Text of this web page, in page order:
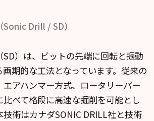
Drill / SD）
SD）は、ビットの先端に回転と振動
期的な工法となっています。従来の
エアハンマー方式、ロータリーパー
べて格段に高速な掘削を可能とし
技術はカナダSONIC DRILL社と技術